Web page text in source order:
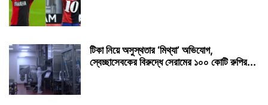
টিকা নিয়ে অসুস্থতার ‘মিথ্যা’ অভিযোগ,
স্বেচ্ছাসেবকের বিরুদ্ধে সেরামের ১০০ কোটি রুপির...